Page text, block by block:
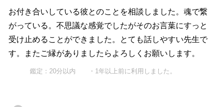
お付き合いしている彼とのことを相談しました。魂で繋
がっている。不思議な感覚でしたがそのお言葉にすっと
受け止めることができました。とても話しやすい先生で
す。またご縁がありましたらよろしくお願いします。
鑑定：20分以内 ・1年以上前に利用しました。